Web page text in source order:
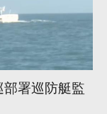
署巡防艇監